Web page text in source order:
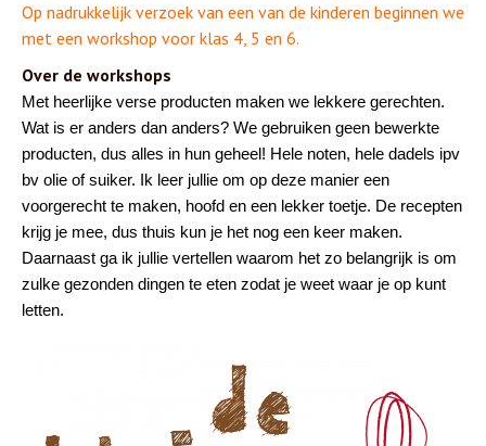
Op nadrukkelijk verzoek van een van de kinderen beginnen we
met een workshop voor klas 4, 5 en 6.
Over de workshops
Met heerlijke verse producten maken we lekkere gerechten.
Wat is er anders dan anders? We gebruiken geen bewerkte
producten, dus alles in hun geheel! Hele noten, hele dadels ipv
bv olie of suiker. Ik leer jullie om op deze manier een
voorgerecht te maken, hoofd en een lekker toetje. De recepten
krijg je mee, dus thuis kun je het nog een keer maken.
Daarnaast ga ik jullie vertellen waarom het zo belangrijk is om
zulke gezonden dingen te eten zodat je weet waar je op kunt
letten.